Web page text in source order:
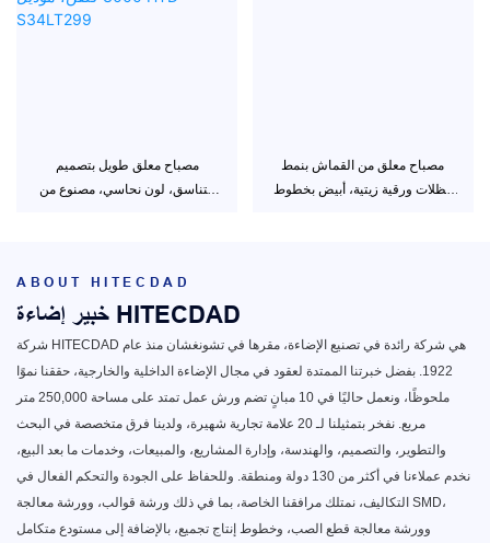
مصباح معلق طويل بتصميم
متناسق، لون نحاسي، مصنوع من
مصباح معلق من القماش بنمط
مظلات ورقية زيتية، أبيض بخطوط
ABOUT HITECDAD
خبير إضاءة HITECDAD
شركة HITECDAD هي شركة رائدة في تصنيع الإضاءة، مقرها في تشونغشان منذ عام
1922. بفضل خبرتنا الممتدة لعقود في مجال الإضاءة الداخلية والخارجية، حققنا نموًا
ملحوظًا، ونعمل حاليًا في 10 مبانٍ تضم ورش عمل تمتد على مساحة 250,000 متر
مربع. نفخر بتمثيلنا لـ 20 علامة تجارية شهيرة، ولدينا فرق متخصصة في البحث
والتطوير، والتصميم، والهندسة، وإدارة المشاريع، والمبيعات، وخدمات ما بعد البيع،
نخدم عملاءنا في أكثر من 130 دولة ومنطقة. وللحفاظ على الجودة والتحكم الفعال في
التكاليف، نمتلك مرافقنا الخاصة، بما في ذلك ورشة قوالب، وورشة معالجة SMD،
وورشة معالجة قطع الصب، وخطوط إنتاج تجميع، بالإضافة إلى مستودع متكامل